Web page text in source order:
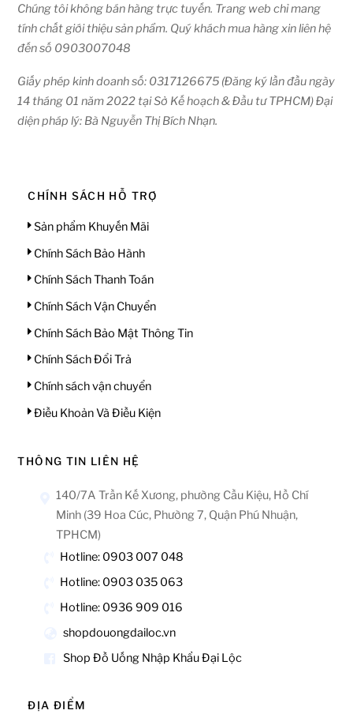
Chúng tôi không bán hàng trực tuyến. Trang web chỉ mang
tính chất giới thiệu sản phẩm. Quý khách mua hàng xin liên hệ
đến số 0903007048
Giấy phép kinh doanh số: 0317126675 (Đăng ký lần đầu ngày
14 tháng 01 năm 2022 tại Sở Kế hoạch & Đầu tư TPHCM) Đại
diện pháp lý: Bà Nguyễn Thị Bích Nhạn.
CHÍNH SÁCH HỖ TRỢ
Sản phẩm Khuyến Mãi
Chính Sách Bảo Hành
Chính Sách Thanh Toán
Chính Sách Vận Chuyển
Chính Sách Bảo Mật Thông Tin
Chính Sách Đổi Trả
Chính sách vận chuyển
Điều Khoản Và Điều Kiện
THÔNG TIN LIÊN HỆ
140/7A Trần Kế Xương, phường Cầu Kiệu, Hồ Chí
Minh (39 Hoa Cúc, Phường 7, Quận Phú Nhuận,
TPHCM)
Hotline: 0903 007 048
Hotline: 0903 035 063
Hotline: 0936 909 016
shopdouongdailoc.vn
Shop Đồ Uống Nhập Khẩu Đại Lộc
ĐỊA ĐIỂM